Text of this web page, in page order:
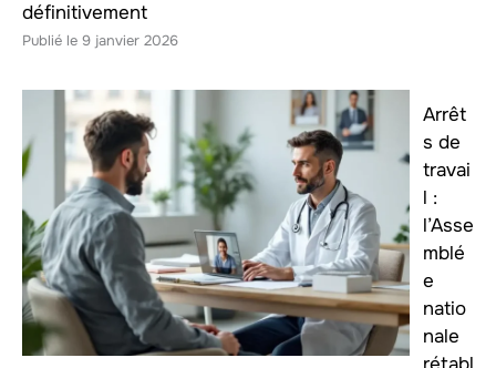
définitivement
9 janvier 2026
Arrêt
s de
travai
l :
l’Asse
mblé
e
natio
nale